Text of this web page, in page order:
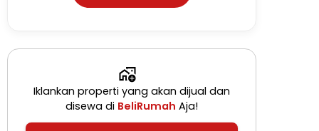
Iklankan properti yang akan dijual dan
disewa di BeliRumah Aja!